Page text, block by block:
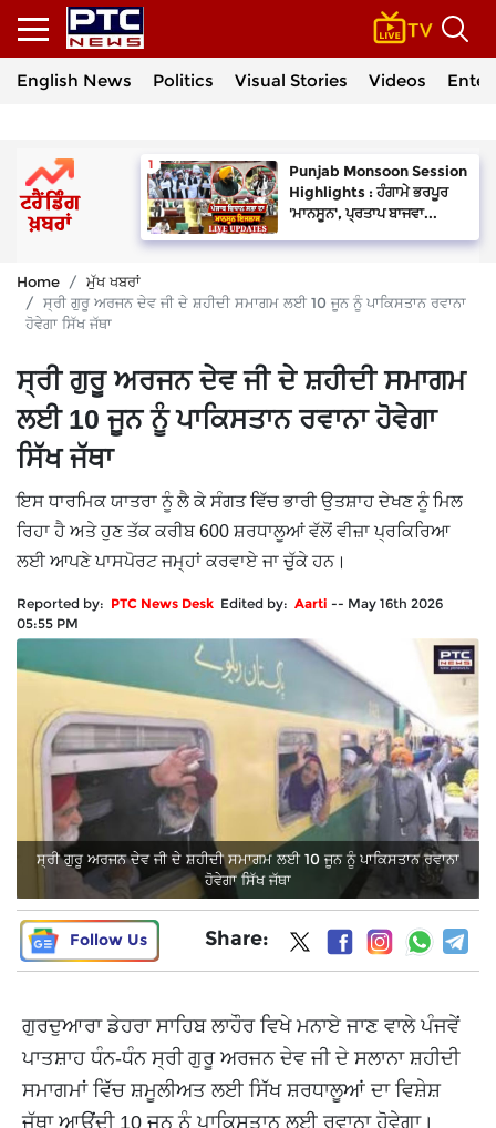
English News Politics Visual Stories Videos
Punjab Monsoon Session
Highlights : ਹੰਗਾਮੇ ਭਰਪੂਰ
'ਮਾਨਸੂਨ', ਪ੍ਰਤਾਪ ਬਾਜਵਾ...
Home
ਮੁੱਖ ਖਬਰਾਂ
ਸ੍ਰੀ ਗੁਰੂ ਅਰਜਨ ਦੇਵ ਜੀ ਦੇ ਸ਼ਹੀਦੀ ਸਮਾਗਮ ਲਈ 10 ਜੂਨ ਨੂੰ ਪਾਕਿਸਤਾਨ ਰਵਾਨਾ
ਹੋਵੇਗਾ ਸਿੱਖ ਜੱਥਾ
ਸ੍ਰੀ ਗੁਰੂ ਅਰਜਨ ਦੇਵ ਜੀ ਦੇ ਸ਼ਹੀਦੀ ਸਮਾਗਮ
ਲਈ 10 ਜੂਨ ਨੂੰ ਪਾਕਿਸਤਾਨ ਰਵਾਨਾ ਹੋਵੇਗਾ
ਸਿੱਖ ਜੱਥਾ
ਇਸ ਧਾਰਮਿਕ ਯਾਤਰਾ ਨੂੰ ਲੈ ਕੇ ਸੰਗਤ ਵਿੱਚ ਭਾਰੀ ਉਤਸ਼ਾਹ ਦੇਖਣ ਨੂੰ ਮਿਲ
ਰਿਹਾ ਹੈ ਅਤੇ ਹੁਣ ਤੱਕ ਕਰੀਬ 600 ਸ਼ਰਧਾਲੂਆਂ ਵੱਲੋਂ ਵੀਜ਼ਾ ਪ੍ਰਕਿਰਿਆ
ਲਈ ਆਪਣੇ ਪਾਸਪੋਰਟ ਜਮ੍ਹਾਂ ਕਰਵਾਏ ਜਾ ਚੁੱਕੇ ਹਨ।
Reported by: PTC News Desk Edited by: Aarti -- May 16th 2026
05:55 PM
ਸ੍ਰੀ ਗੁਰੂ ਅਰਜਨ ਦੇਵ ਜੀ ਦੇ ਸ਼ਹੀਦੀ ਸਮਾਗਮ ਲਈ 10 ਜੂਨ ਨੂੰ ਪਾਕਿਸਤਾਨ ਰਵਾਨਾ
ਹੋਵੇਗਾ ਸਿੱਖ ਜੱਥਾ
Follow Us Share:
ਗੁਰਦੁਆਰਾ ਡੇਹਰਾ ਸਾਹਿਬ ਲਾਹੌਰ ਵਿਖੇ ਮਨਾਏ ਜਾਣ ਵਾਲੇ ਪੰਜਵੇਂ
ਪਾਤਸ਼ਾਹ ਧੰਨ-ਧੰਨ ਸ੍ਰੀ ਗੁਰੂ ਅਰਜਨ ਦੇਵ ਜੀ ਦੇ ਸਲਾਨਾ ਸ਼ਹੀਦੀ
ਸਮਾਗਮਾਂ ਵਿੱਚ ਸ਼ਮੂਲੀਅਤ ਲਈ ਸਿੱਖ ਸ਼ਰਧਾਲੂਆਂ ਦਾ ਵਿਸ਼ੇਸ਼
ਜੱਥਾ ਆਉਂਦੀ 10 ਜੂਨ ਨੂੰ ਪਾਕਿਸਤਾਨ ਲਈ ਰਵਾਨਾ ਹੋਵੇਗਾ।